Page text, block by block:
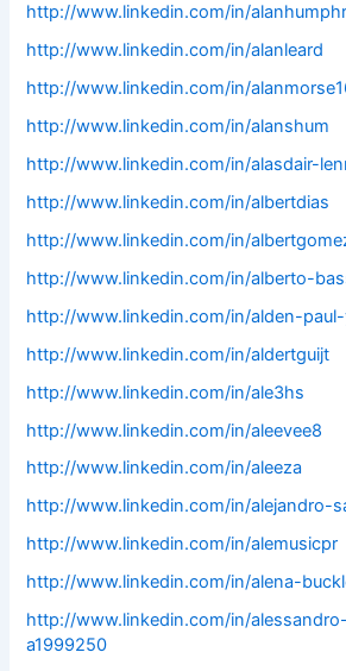
http://www.linkedin.com/in/
http://www.linkedin.com/in/alanleard
http://www.linkedin.com/in/
http://www.linkedin.com/in/alanshum
http://www.linkedin.com/in/alasdair-
http://www.linkedin.com/in/albertdias
http://www.linkedin.com/in/
http://www.linkedin.com/in/alberto-
http://www.linkedin.com/in/alden-
http://www.linkedin.com/in/aldertguijt
http://www.linkedin.com/in/ale3hs
http://www.linkedin.com/in/aleevee8
http://www.linkedin.com/in/aleeza
http://www.linkedin.com/in/alejandro-
http://www.linkedin.com/in/alemusicpr
http://www.linkedin.com/in/alena-
http://www.linkedin.com/in/
a1999250